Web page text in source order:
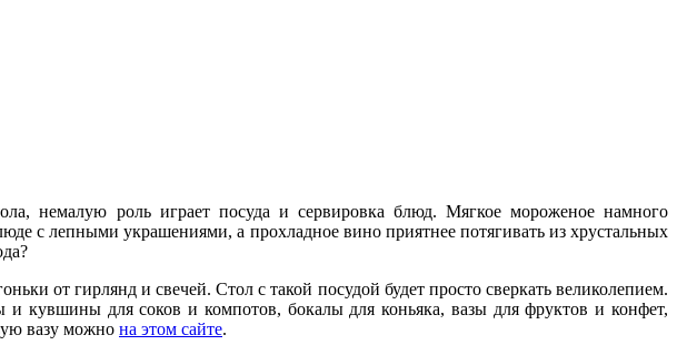
немалую роль играет посуда и сервировка блюд. Мягкое мороженое намного
с лепными украшениями, а прохладное вино приятнее потягивать из хрустальных
от гирлянд и свечей. Стол с такой посудой будет просто сверкать великолепием.
кувшины для соков и компотов, бокалы для коньяка, вазы для фруктов и конфет,
вазу можно на этом сайте.